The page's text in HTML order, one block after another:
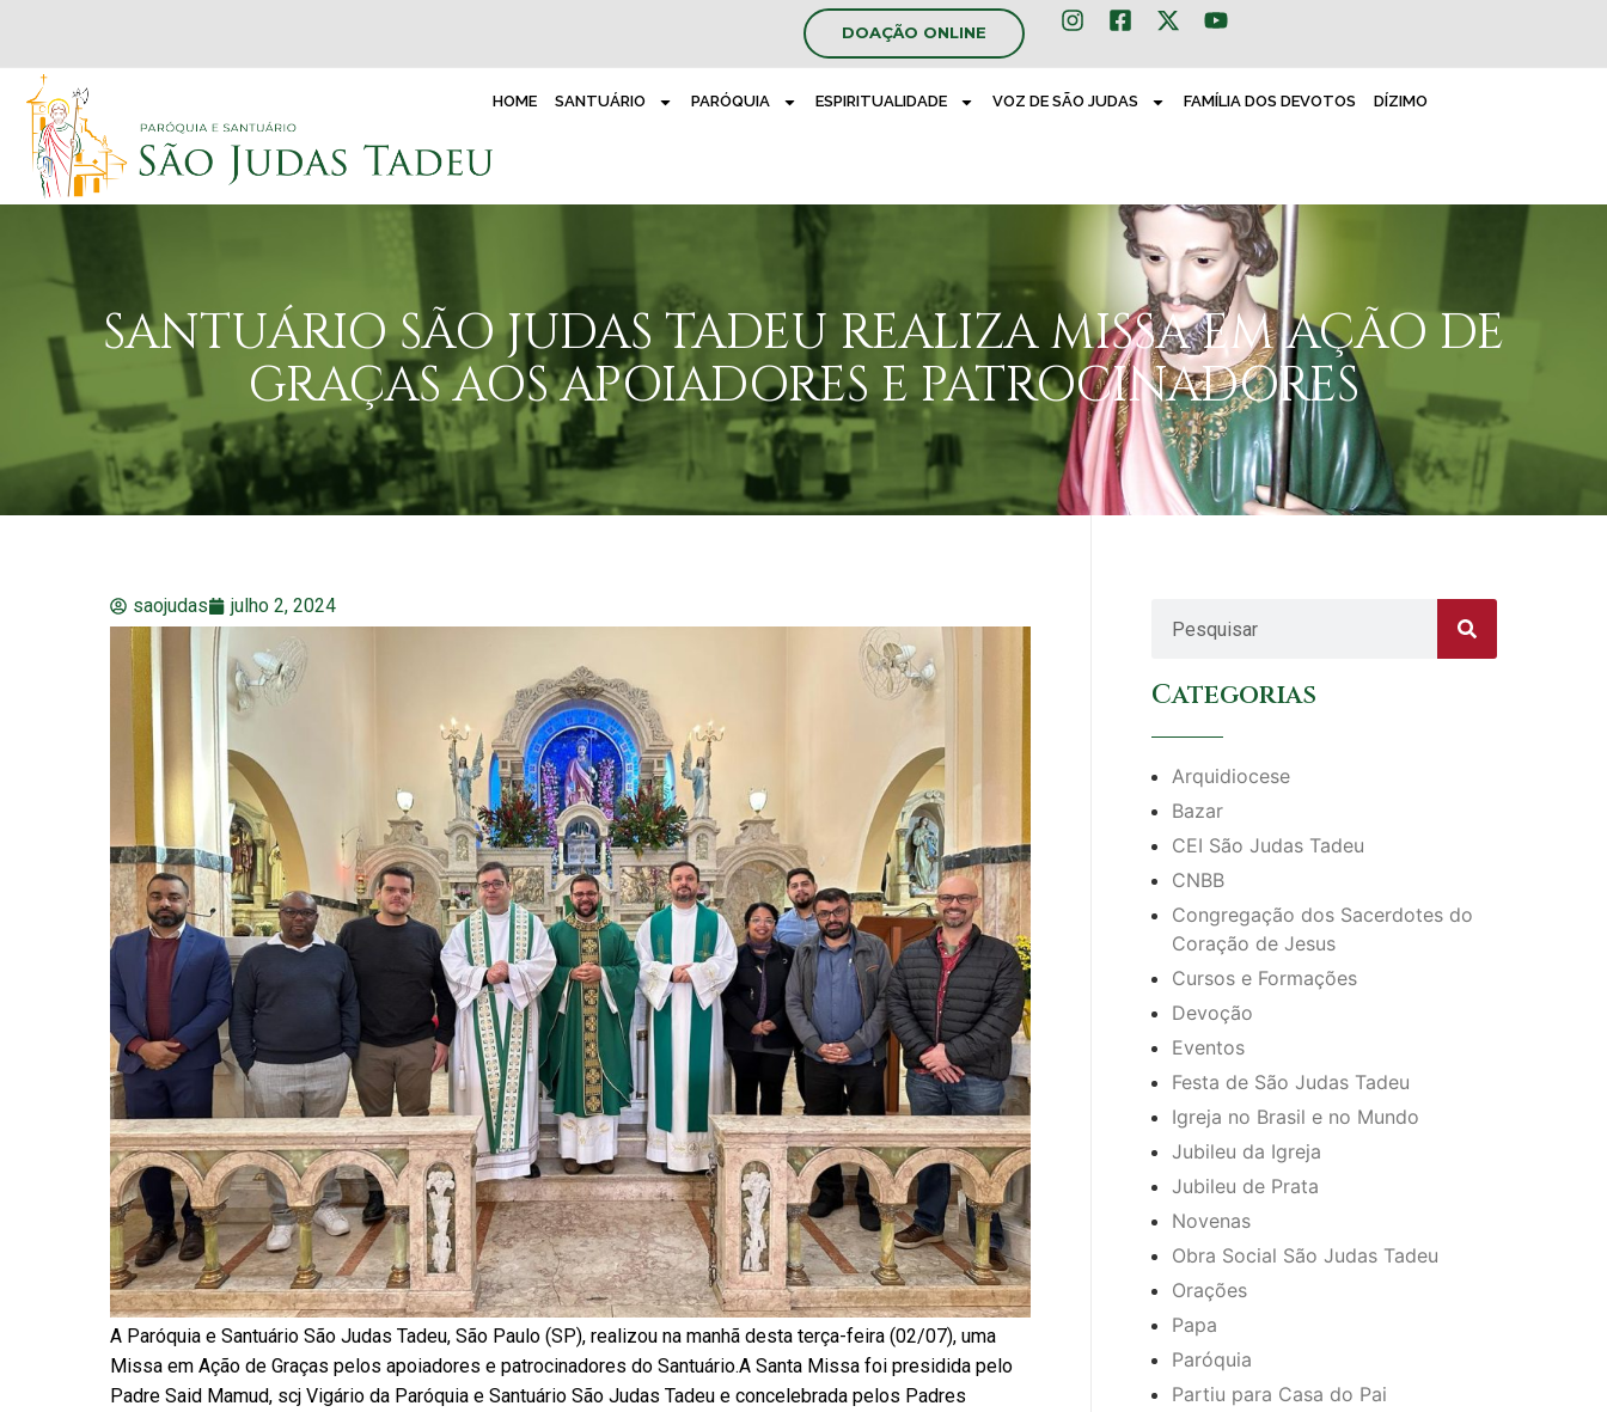
DOAÇÃO ONLINE
HOME SANTUÁRIO PARÓQUIA ESPIRITUALIDADE VOZ DE SÃO JUDAS FAMÍLIA DOS DEVOTOS DÍZIMO
SANTUÁRIO SÃO JUDAS TADEU REALIZA MISSA EM AÇÃO DE
GRAÇAS AOS APOIADORES E PATROCINADORES
saojudas julho 2, 2024
A Paróquia e Santuário São Judas Tadeu, São Paulo (SP), realizou na manhã desta terça-feira (02/07), uma
Missa em Ação de Graças pelos apoiadores e patrocinadores do Santuário.A Santa Missa foi presidida pelo
Padre Said Mamud, scj Vigário da Paróquia e Santuário São Judas Tadeu e concelebrada pelos Padres
Categorias
Arquidiocese
Bazar
CEI São Judas Tadeu
CNBB
Congregação dos Sacerdotes do
Coração de Jesus
Cursos e Formações
Devoção
Eventos
Festa de São Judas Tadeu
Igreja no Brasil e no Mundo
Jubileu da Igreja
Jubileu de Prata
Novenas
Obra Social São Judas Tadeu
Orações
Papa
Paróquia
Partiu para Casa do Pai